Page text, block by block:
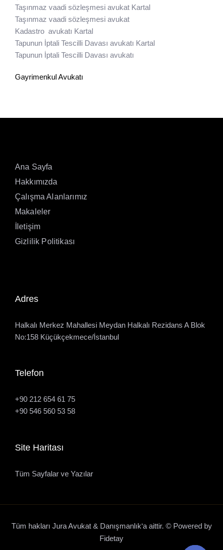
Taşınmaz vaadi sözleşmesi avukat Kartal
Taşınmaz vaadi sözleşmesi avukat
Kadastro avukatı Kartal
Tapunun İptali Tescilli Davası avukatı Kartal
Tapunun İptali Tescilli Davası avukatı
Gayrimenkul Avukatı
Ana Sayfa
Hakkımızda
Çalışma Alanlarımız
Makaleler
İletişim
Gizlilik Politikası
Adres
Halkalı Merkez Mahallesi Meydan Halkalı Rezidans A Blok
No:158 Küçükçekmece/İstanbul
Telefon
+90 212 654 61 75
+90 546 560 53 58
Site Haritası
Tüm Sayfalar ve Yazılar
Tüm hakları Jura Avukat & Danışmanlık‘a aittir. © Powered by
Fidetay